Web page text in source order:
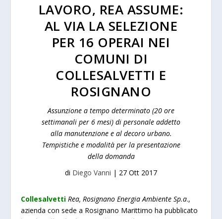
LAVORO, REA ASSUME:
AL VIA LA SELEZIONE
PER 16 OPERAI NEI
COMUNI DI
COLLESALVETTI E
ROSIGNANO
Assunzione a tempo determinato (20 ore
settimanali per 6 mesi) di personale addetto
alla manutenzione e al decoro urbano.
Tempistiche e modalità per la presentazione
della domanda
di Diego Vanni | 27 Ott 2017
CollesalvettiRea, Rosignano Energia Ambiente Sp.a.,
azienda con sede a Rosignano Marittimo ha pubblicato